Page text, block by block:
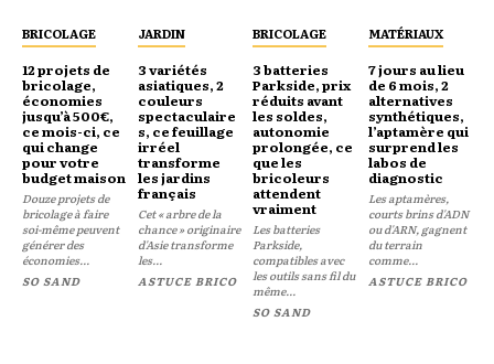
BRICOLAGE
12 projets de
bricolage,
économies
jusqu’à 500€,
ce mois-ci, ce
qui change
pour votre
budget maison
Douze projets de
bricolage à faire
soi-même peuvent
générer des
économies...
SO SAND
JARDIN
3 variétés
asiatiques, 2
couleurs
spectaculaire
s, ce feuillage
irréel
transforme
les jardins
français
Cet « arbre de la
chance » originaire
d'Asie transforme
les...
ASTUCE BRICO
BRICOLAGE
3 batteries
Parkside, prix
réduits avant
les soldes,
autonomie
prolongée, ce
que les
bricoleurs
attendent
vraiment
Les batteries
Parkside,
compatibles avec
les outils sans fil du
même...
SO SAND
MATÉRIAUX
7 jours au lieu
de 6 mois, 2
alternatives
synthétiques,
l’aptamère qui
surprend les
labos de
diagnostic
Les aptamères,
courts brins d'ADN
ou d'ARN, gagnent
du terrain
comme...
ASTUCE BRICO